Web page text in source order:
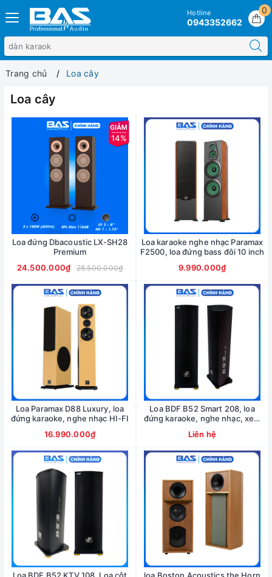
0
Hotline
0943352662
Trang chủ Loa cây
Loa cây
14%
Loa đứng Dbacoustic LX-SH28
Premium
24.500.000₫
28.500.000₫
Loa karaoke nghe nhạc Paramax
F2500, loa đứng bass đôi 10 inch
9.990.000₫
Loa Paramax D88 Luxury, loa
đứng karaoke, nghe nhạc HI-FI
16.990.000₫
Loa BDF B52 Smart 208, loa
đứng karaoke, nghe nhạc, xem
Liên hệ